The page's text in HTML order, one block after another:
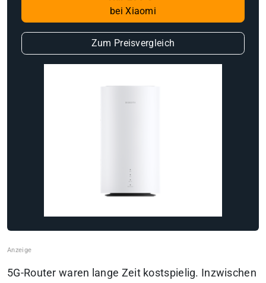
bei Xiaomi
Zum Preisvergleich
5G-Router waren lange Zeit kostspielig. Inzwischen